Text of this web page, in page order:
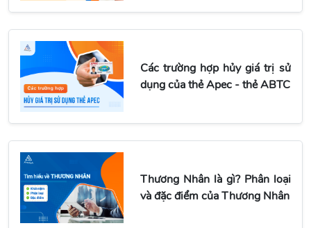
Các trường hợp hủy giá trị sử
dụng của thẻ Apec - thẻ ABTC
Thương Nhân là gì? Phân loại
và đặc điểm của Thương Nhân